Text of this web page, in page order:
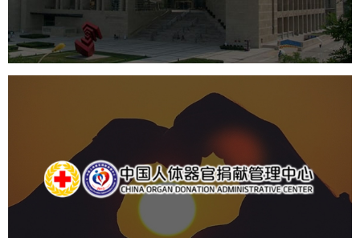
数字博物馆建设
展厅空间设计
产品展厅设计
中国人体器官捐献管理中心
国企 品牌官网 网站建设